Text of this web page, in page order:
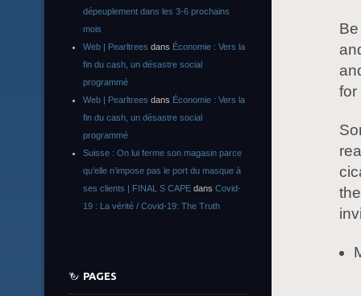
for
dépeuplement dans les 3-6 prochains
mois
Web | Pearltrees dans Économie : Vers la
fin du cash, un désastre social
programmé
Web | Pearltrees dans Économie : Vers la
fin du cash, un désastre social
programmé
Suisse : On lui ferme son magasin parce
qu’elle n’impose pas le port du masque à
ses clients | FINAL S CAPE dans Covid-
19 : La vérité / Covid-19: The Truth
PAGES